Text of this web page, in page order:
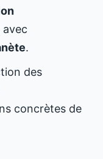
.
des
concrètes de